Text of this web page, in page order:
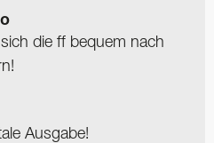
die ff bequem nach
Ausgabe!